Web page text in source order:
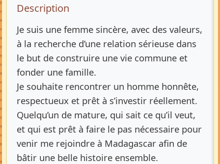
Description de l’annonce
Description
Je suis une femme sincère, avec des valeurs,
à la recherche d’une relation sérieuse dans
le but de construire une vie commune et
fonder une famille.
Je souhaite rencontrer un homme honnête,
respectueux et prêt à s’investir réellement.
Quelqu’un de mature, qui sait ce qu’il veut,
et qui est prêt à faire le pas nécessaire pour
venir me rejoindre à Madagascar afin de
bâtir une belle histoire ensemble.